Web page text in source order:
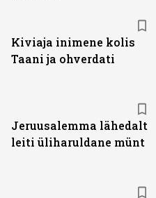
Kiviaja inimene kolis
Taani ja ohverdati
Jeruusalemma lähedalt
leiti üliharuldane münt